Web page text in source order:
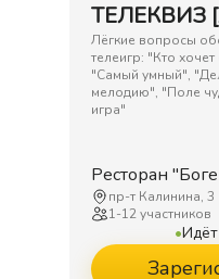
ТЕЛЕКВИЗ
Лёгкие вопросы
телеигр: "Кто
"Самый умный",
мелодию", "Поле
игра"
Ресторан
пр-т Калинина, 3
1-12участников
•